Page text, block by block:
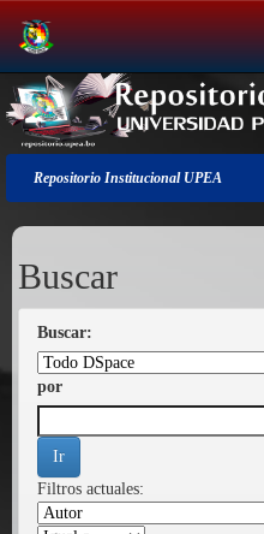
Salir
de
la
navegación
Repositorio Institucional UPEA
Buscar
Buscar:
por
Filtros actuales: